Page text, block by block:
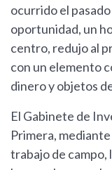
ocurrido el
oportunidad, un
centro, redujo al
con un elemento
dinero y objetos
El Gabinete de
Primera,
trabajo de campo,